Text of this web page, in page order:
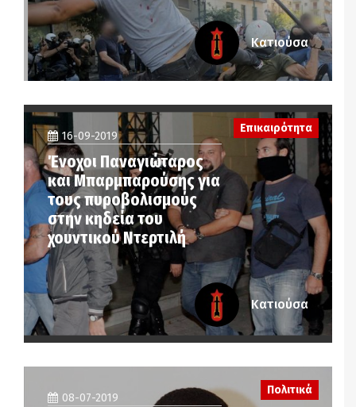
Κατιούσα
16-09-2019
Ένοχοι Παναγιώταρος
και Μπαρμπαρούσης για
τους πυροβολισμούς
στην κηδεία του
χουντικού Ντερτιλή
Επικαιρότητα
Κατιούσα
08-07-2019
Πολιτικά